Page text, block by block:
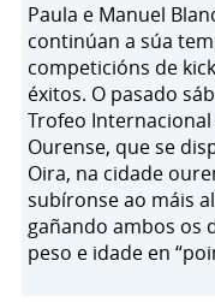
Paula e Manuel
continúan a súa
competicións de
éxitos. O pasado
Trofeo
Ourense, que se
Oira, na cidade
subíronse ao máis
gañando ambos os
peso e idade en